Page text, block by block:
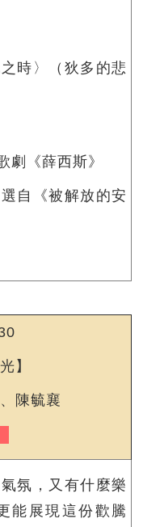
時〉（狄多的悲
劇《薛西斯》
自《被解放的安
】
陳毓襄
氛，又有什麼樂
能展現這份歡騰